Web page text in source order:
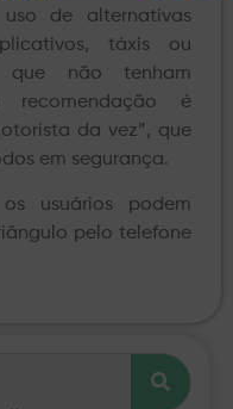
de alternativas
táxis ou
que não tenham
recomendação é
da vez”, que
em segurança.
usuários podem
pelo telefone